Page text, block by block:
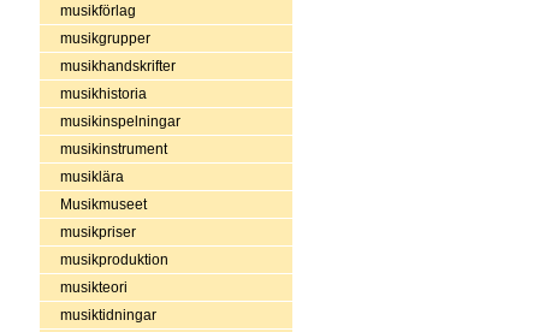
musikförlag
musikgrupper
musikhandskrifter
musikhistoria
musikinspelningar
musikinstrument
musiklära
Musikmuseet
musikpriser
musikproduktion
musikteori
musiktidningar